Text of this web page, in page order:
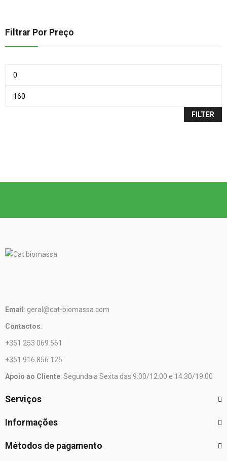
Filtrar Por Preço
FILTER
Email : geral@cat-biomassa.com
Contactos:
+351 253 069 561
+351 916 856 125
Apoio ao Cliente: Segunda a Sexta das 9:00/12:00 e 14:30/19:00
Serviços
Informações
Métodos de pagamento